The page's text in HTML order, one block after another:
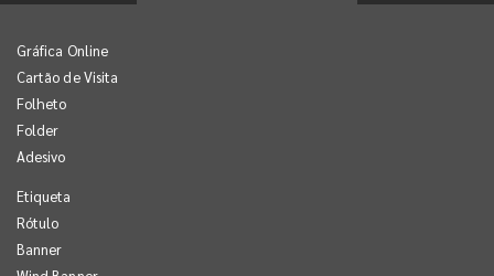
Gráfica Online
Cartão de Visita
Folheto
Folder
Adesivo
Etiqueta
Rótulo
Banner